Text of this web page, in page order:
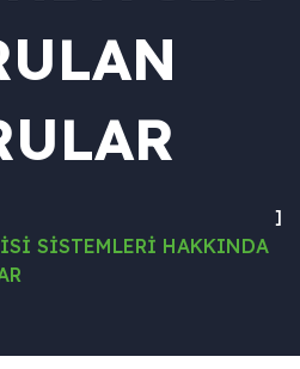
SISTEMLERI HAKKINDA